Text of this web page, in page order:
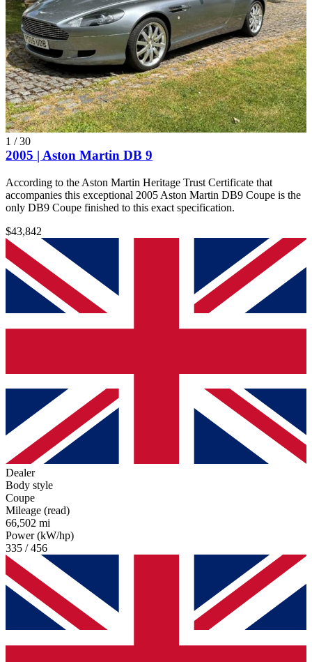
1 /30
2005 | Aston Martin DB 9
According to the Aston Martin Heritage Trust Certificate that
accompanies this exceptional 2005 Aston Martin DB9 Coupe is the
only DB9 Coupe finished to this exact specification.
$43,842
Dealer
Body style
Coupe
Mileage (read)
66,502 mi
Power (kW/hp)
335 / 456